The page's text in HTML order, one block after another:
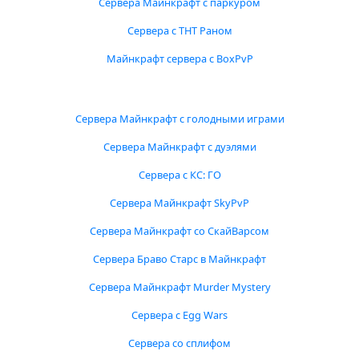
Сервера с ТНТ Раном
Майнкрафт сервера с BoxPvP
Сервера Майнкрафт с голодными играми
Сервера Майнкрафт с дуэлями
Сервера с КС: ГО
Сервера Майнкрафт SkyPvP
Сервера Майнкрафт со СкайВарсом
Сервера Браво Старс в Майнкрафт
Сервера Майнкрафт Murder Mystery
Сервера с Egg Wars
Сервера со сплифом